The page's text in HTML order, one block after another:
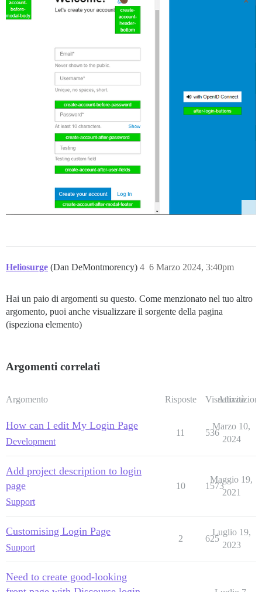
Heliosurge (Dan DeMontmorency) 6 Marzo 2024, 3:40pm
4
Hai un paio di argomenti su questo. Come menzionato nel tuo altro
argomento, puoi anche visualizzare il sorgente della pagina
(ispeziona elemento)
Argomenti correlati
Argomento Risposte Visualizzazioni
Attività
How can I edit My Login Page
Development
11 536
Marzo 10,
2024
Add project description to login
page
Support
10 1573
Maggio 19,
2021
Customising Login Page
Support
2 625
Luglio 19,
2023
Need to create good-looking